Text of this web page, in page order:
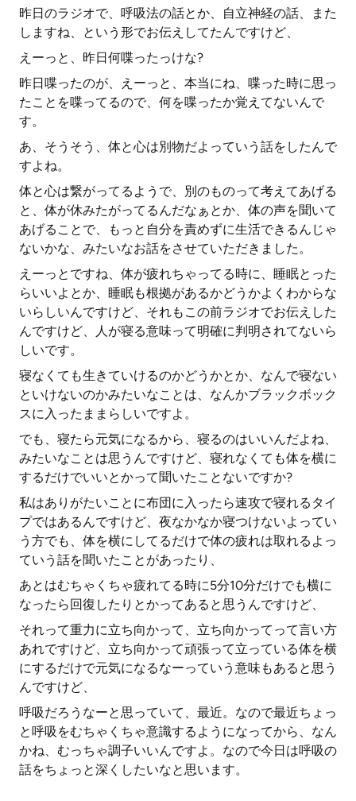
昨日のラジオで、呼吸法の話とか、自立神経の話、また
しますね、という形でお伝えしてたんですけど、
えーっと、昨日何喋ったっけな?
昨日喋ったのが、えーっと、本当にね、喋った時に思っ
たことを喋ってるので、何を喋ったか覚えてないんで
す。
あ、そうそう、体と心は別物だよっていう話をしたんで
すよね。
体と心は繋がってるようで、別のものって考えてあげる
と、体が休みたがってるんだなぁとか、体の声を聞いて
あげることで、もっと自分を責めずに生活できるんじゃ
ないかな、みたいなお話をさせていただきました。
えーっとですね、体が疲れちゃってる時に、睡眠とった
らいいよとか、睡眠も根拠があるかどうかよくわからな
いらしいんですけど、それもこの前ラジオでお伝えした
んですけど、人が寝る意味って明確に判明されてないら
しいです。
寝なくても生きていけるのかどうかとか、なんで寝ない
といけないのかみたいなことは、なんかブラックボック
スに入ったままらしいですよ。
でも、寝たら元気になるから、寝るのはいいんだよね、
みたいなことは思うんですけど、寝れなくても体を横に
するだけでいいとかって聞いたことないですか?
私はありがたいことに布団に入ったら速攻で寝れるタイ
プではあるんですけど、夜なかなか寝つけないよってい
う方でも、体を横にしてるだけで体の疲れは取れるよっ
ていう話を聞いたことがあったり、
あとはむちゃくちゃ疲れてる時に5分10分だけでも横に
なったら回復したりとかってあると思うんですけど、
それって重力に立ち向かって、立ち向かってって言い方
あれですけど、立ち向かって頑張って立っている体を横
にするだけで元気になるなーっていう意味もあると思う
んですけど、
呼吸だろうなーと思っていて、最近。なので最近ちょっ
と呼吸をむちゃくちゃ意識するようになってから、なん
かね、むっちゃ調子いいんですよ。なので今日は呼吸の
話をちょっと深くしたいなと思います。